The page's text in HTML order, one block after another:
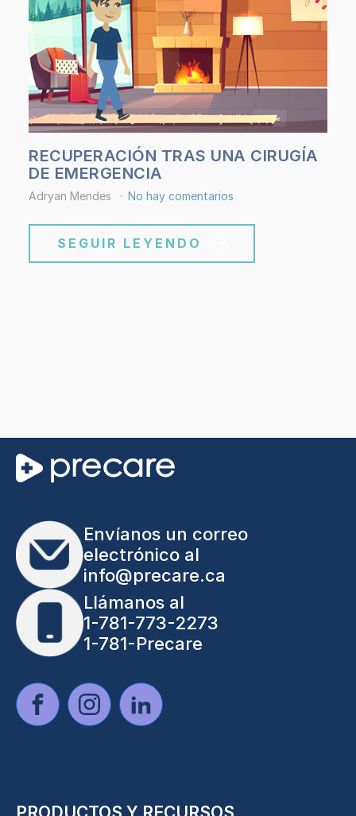
RECUPERACIÓN TRAS UNA CIRUGÍA
DE EMERGENCIA
Adryan Mendes No hay comentarios
SEGUIR LEYENDO
Envíanos un correo
electrónico al
info@precare.ca
Llámanos al
1-781-773-2273
1-781-Precare